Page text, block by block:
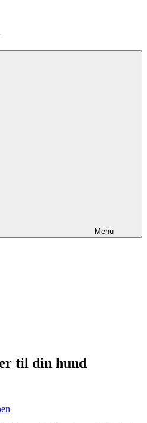
Menu
til din hund